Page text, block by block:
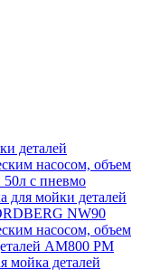
деталей
насосом, объем
50л с пневмо
для мойки деталей
NW90
насосом, объем
АМ800 РМ
мойка деталей